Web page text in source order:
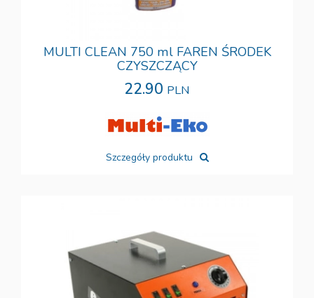
MULTI CLEAN 750 ml FAREN ŚRODEK
CZYSZCZĄCY
22.90 PLN
Szczegóły produktu